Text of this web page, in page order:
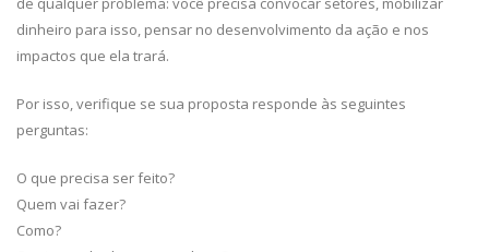
dinheiro para isso, pensar no desenvolvimento da ação e nos
impactos que ela trará.
Por isso, verifique se sua proposta responde às seguintes
perguntas:
O que precisa ser feito?
Quem vai fazer?
Como?